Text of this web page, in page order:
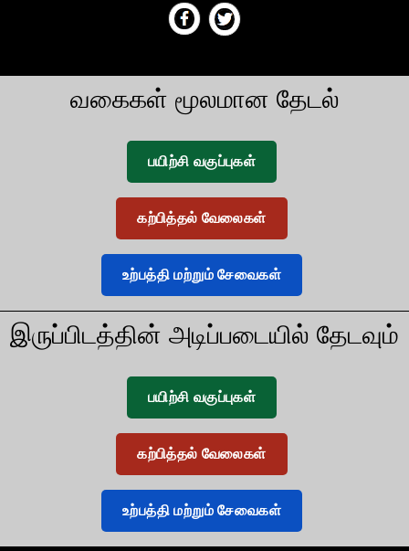
வகைகள் மூலமான தேடல்
பயிற்சி வகுப்புகள்
கற்பித்தல் வேலைகள்
உற்பத்தி மற்றும் சேவைகள்
இருப்பிடத்தின் அடிப்படையில் தேடவும்
பயிற்சி வகுப்புகள்
கற்பித்தல் வேலைகள்
உற்பத்தி மற்றும் சேவைகள்